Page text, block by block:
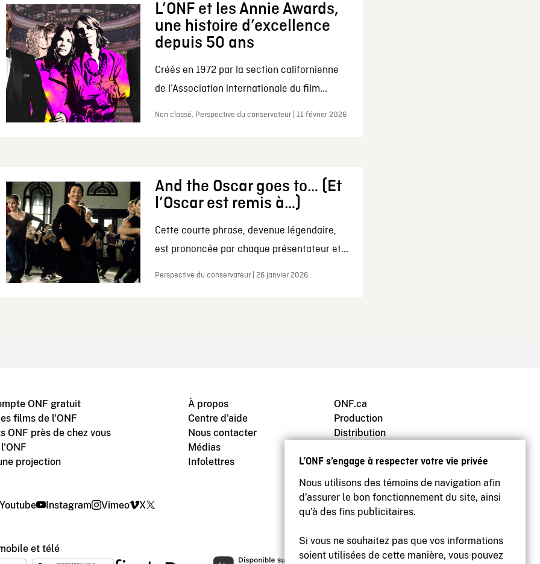
L’ONF s’engage à respecter votre vie privée
Nous utilisons des témoins de navigation afin
d’assurer le bon fonctionnement du site, ainsi
qu’à des fins publicitaires.
Si vous ne souhaitez pas que vos informations
soient utilisées de cette manière, vous pouvez
L’ONF et les Annie Awards,
une histoire d’excellence
depuis 50 ans
Créés en 1972 par la section californienne
de l’Association internationale du film...
Non classé, Perspective du conservateur | 11 février 2026
And the Oscar goes to… (Et
l’Oscar est remis à…)
Cette courte phrase, devenue légendaire,
est prononcée par chaque présentateur et...
Perspective du conservateur | 26 janvier 2026
ONF gratuit
films de l'ONF
ONF près de chez vous
projection
À propos
Centre d'aide
Nous contacter
Médias
Infolettres
ONF.ca
Production
Distribution
Archives
Youtube Instagram Vimeo X
et télé